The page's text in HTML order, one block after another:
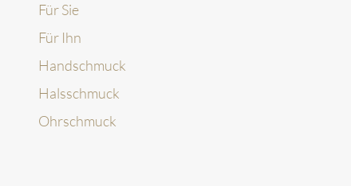
Für Sie
Für Ihn
Handschmuck
Halsschmuck
Ohrschmuck